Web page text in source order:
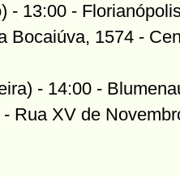
- 13:00 -
Bocaiúva, 1574 -
- 14:00 -
Rua XV de